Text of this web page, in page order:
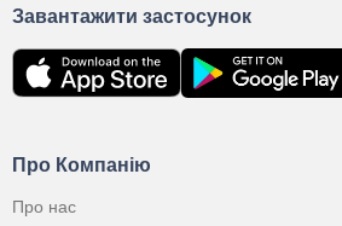
Про Компанію
Про нас
Завантажити застосунок